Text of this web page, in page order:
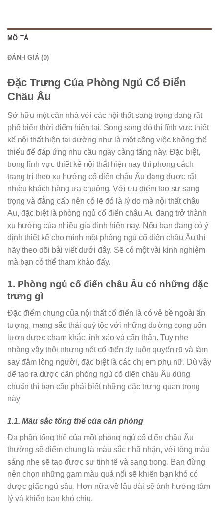
MÔ TẢ
ĐÁNH GIÁ (0)
Đặc Trưng Của Phòng Ngủ Cổ Điển
Châu Âu
Sở hữu một căn nhà với các nội thất sang trọng đang rất
phổ biến thời điểm hiện tại. Song song đó thì lĩnh vực thiết
kế nội thất hiện tại dường như là một công việc không thể
thiếu để đáp ứng nhu cầu ngày càng tăng này. Đặc biệt,
trong lĩnh vực thiết kế nội thất hiện nay thì phong cách
trang trí theo xu hướng cổ điển châu Âu đang được rất
nhiều khách hàng ưa chuộng. Với ưu điểm tạo sự sang
trọng và đẳng cấp nên có lẽ đó là lý do mà nội thất châu
Âu, đặc biệt là phòng ngủ cổ điển châu Âu đang trở thành
xu hướng của nhiều gia đình hiện nay. Nếu bạn đang có ý
định thiết kế cho mình một phòng ngủ cổ điển châu Âu thì
hãy theo dõi bài viết dưới đây. Sẽ có một vài kinh nghiệm
mà bạn có thể tham khảo đấy.
1. Phòng ngủ cổ điển châu Âu có những đặc
trưng gì
Đặc điểm chung của nội thất cổ điển là có vẻ bề ngoài ấn
tượng, mang sắc thái quý tộc với những đường cong uốn
lượn được chạm khắc tinh xảo và cẩn thận. Tuy nhẹ
nhàng vậy thôi nhưng nét cổ điển ấy luôn quyến rũ và làm
say đắm lòng người, đặc biệt là các chị em phụ nữ. Dù vậy
để tạo ra được căn phòng ngủ cổ điển châu Âu đúng
chuẩn thì bạn cần phải biết những đặc trưng quan trọng
này
1.1. Màu sắc tổng thể của căn phòng
Đa phần tổng thể của một phòng ngủ cổ điển châu Âu
thường sẽ điểm chung là màu sắc nhã nhặn, với tông màu
sáng nhẹ sẽ tạo được sự tinh tế và sang trọng. Bạn đừng
nên chọn những gam màu quá nổi sẽ khiến bạn khó có
được giấc ngủ sâu. Hơn nữa về lâu dài sẽ ảnh hưởng tâm
lý và khiến bạn khó chịu.